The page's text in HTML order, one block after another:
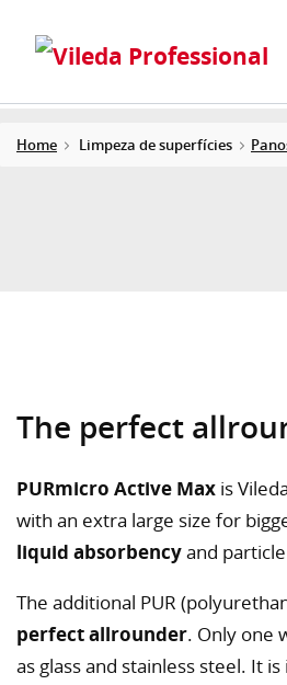
Home Limpeza de superfícies
The perfect
PURmicro Active Max is
with an extra large size for
liquid absorbencyand
The additional PUR
perfect allrounder. Only one
as glass and stainless steel. It